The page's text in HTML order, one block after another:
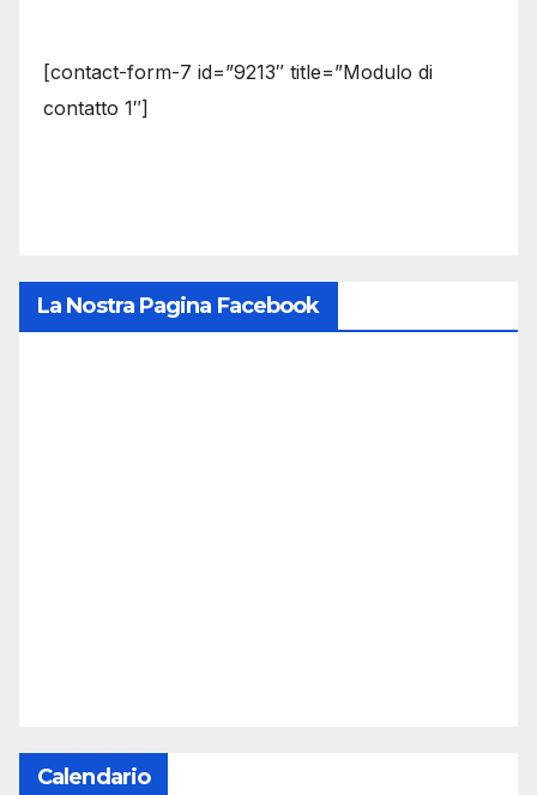
[contact-form-7 id=”9213″ title=”Modulo di
contatto 1″]
La Nostra Pagina Facebook
Calendario